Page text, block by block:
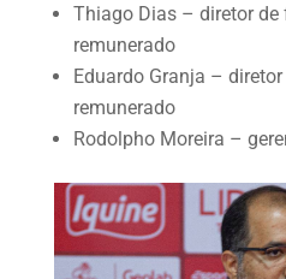
Thiago Dias – diretor de
remunerado
Eduardo Granja –
remunerado
Rodolpho Moreira –